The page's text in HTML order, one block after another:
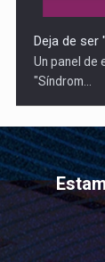
Deja de ser
Un panel de
"Síndrom...